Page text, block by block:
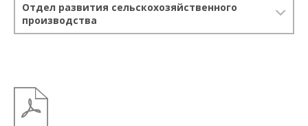
Отдел развития сельскохозяйственного
производства